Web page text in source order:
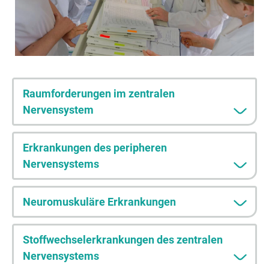
Raumforderungen im zentralen
Nervensystem
Erkrankungen des peripheren
Nervensystems
Neuromuskuläre Erkrankungen
Stoffwechselerkrankungen des zentralen
Nervensystems